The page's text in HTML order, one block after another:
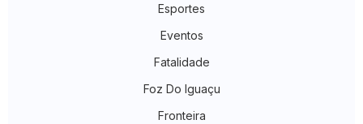
Esportes
Eventos
Fatalidade
Foz Do Iguaçu
Fronteira